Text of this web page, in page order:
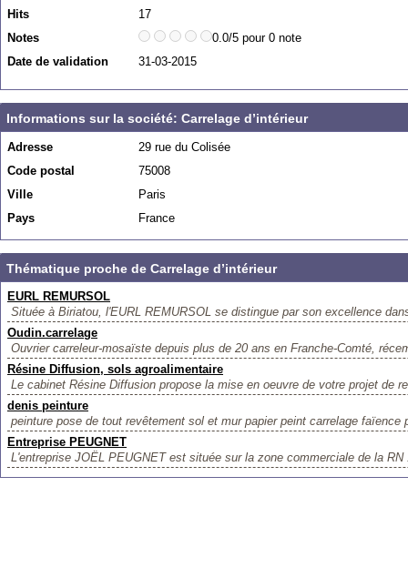
Hits
17
Notes
0.0/5 pour 0 note
Date de validation
31-03-2015
Informations sur la société: Carrelage d’intérieur
Adresse
29 rue du Colisée
Code postal
75008
Ville
Paris
Pays
France
Thématique proche de Carrelage d’intérieur
EURL REMURSOL
Située à Biriatou, l'EURL REMURSOL se distingue par son excellence
Oudin.carrelage
Ouvrier carreleur-mosaïste depuis plus de 20 ans en Franche-Comté,
Résine Diffusion, sols agroalimentaire
Le cabinet Résine Diffusion propose la mise en oeuvre de votre projet de
denis peinture
peinture pose de tout revêtement sol et mur papier peint carrelage faïence
Entreprise PEUGNET
L'entreprise JOËL PEUGNET est située sur la zone commerciale de la